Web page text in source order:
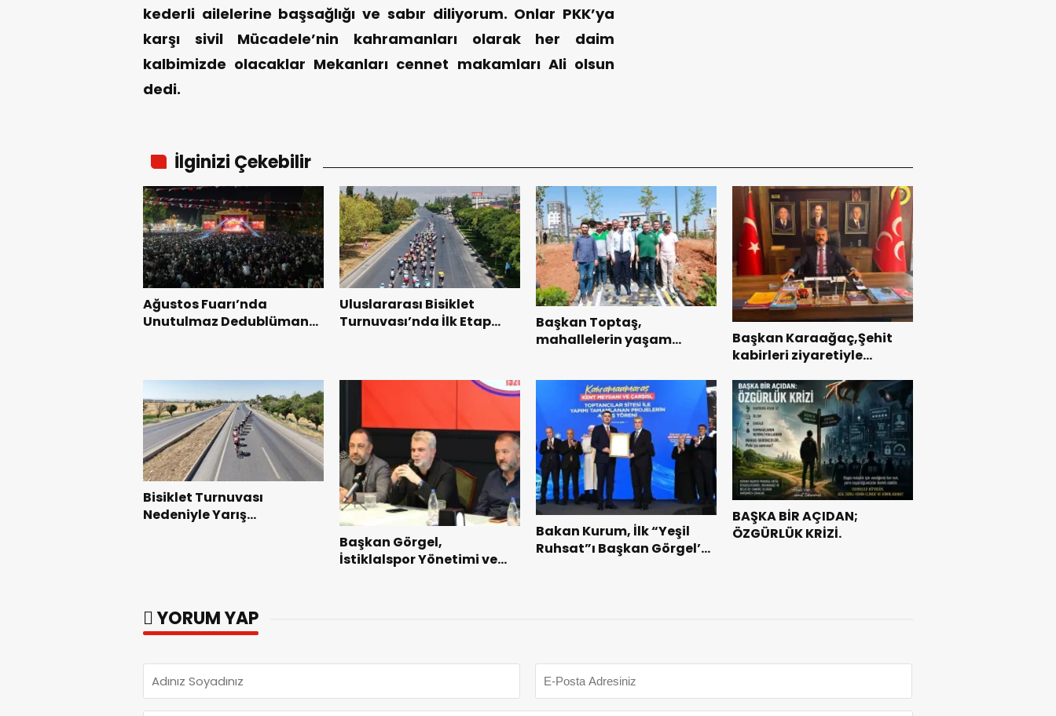
kederli ailelerine başsağlığı ve sabır diliyorum. Onlar PKK’ya
karşı sivil Mücadele’nin kahramanları olarak her daim
kalbimizde olacaklar Mekanları cennet makamları Ali olsun
dedi.
İlginizi Çekebilir
Ağustos Fuarı’nda
Unutulmaz Dedublüman
Uluslararası Bisiklet
Turnuvası’nda İlk Etap
Başkan Toptaş,
mahallelerin yaşam
Başkan Karaağaç,Şehit
kabirleri ziyaretiyle
Bisiklet Turnuvası
Nedeniyle Yarış
Başkan Görgel,
İstiklalspor Yönetimi ve
Bakan Kurum, İlk “Yeşil
Ruhsat”ı Başkan Görgel’e
BAŞKA BİR AÇIDAN;
ÖZGÜRLÜK KRİZİ.
YORUM YAP